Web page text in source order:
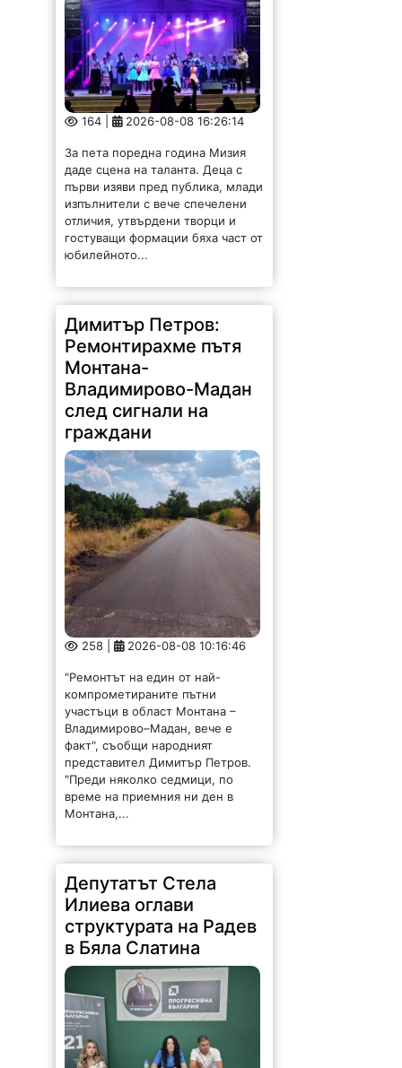
164 | 2026-08-08 16:26:14
За пета поредна година Мизия
даде сцена на таланта. Деца с
първи изяви пред публика, млади
изпълнители с вече спечелени
отличия, утвърдени творци и
гостуващи формации бяха част от
юбилейното...
Димитър Петров:
Ремонтирахме пътя
Монтана-
Владимирово-Мадан
след сигнали на
граждани
258 | 2026-08-08 10:16:46
"Ремонтът на един от най-
компрометираните пътни
участъци в област Монтана –
Владимирово–Мадан, вече е
факт", съобщи народният
представител Димитър Петров.
"Преди няколко седмици, по
време на приемния ни ден в
Монтана,...
Депутатът Стела
Илиева оглави
структурата на Радев
в Бяла Слатина